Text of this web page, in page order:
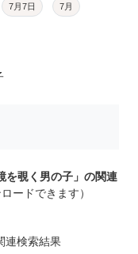
7月7日 7月
を覗く男の子」の関連
ードできます）
連検索結果